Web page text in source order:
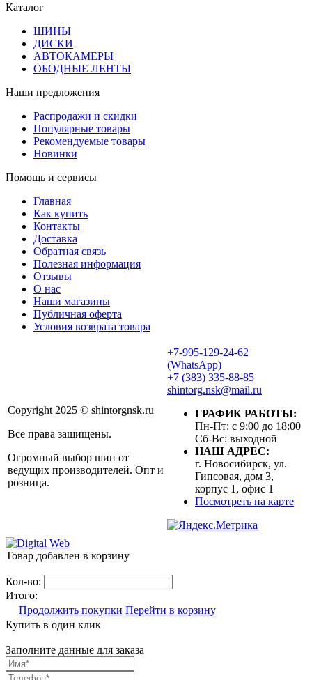
Каталог
ШИНЫ
ДИСКИ
АВТОКАМЕРЫ
ОБОДНЫЕ ЛЕНТЫ
Наши предложения
Распродажи и скидки
Популярные товары
Рекомендуемые товары
Новинки
Помощь и сервисы
Главная
Как купить
Контакты
Доставка
Обратная связь
Полезная информация
Отзывы
О нас
Наши магазины
Публичная оферта
Условия возврата товара
Copyright 2025 © shintorgnsk.ru
Все права защищены.
Огромный выбор шин от
ведущих производителей. Опт и
розница.
+7-995-129-24-62
(WhatsApp)
+7 (383) 335-88-85
shintorg.nsk@mail.ru
ГРАФИК РАБОТЫ:
Пн-Пт: с 9:00 до 18:00
Сб-Вс: выходной
НАШ АДРЕС:
г. Новосибирск, ул.
Гипсовая, дом 3,
корпус 1, офис 1
Посмотреть на карте
Товар добавлен в корзину
Кол-во:
Итого:
Продолжить покупки Перейти в корзину
Купить в один клик
Заполните данные для заказа